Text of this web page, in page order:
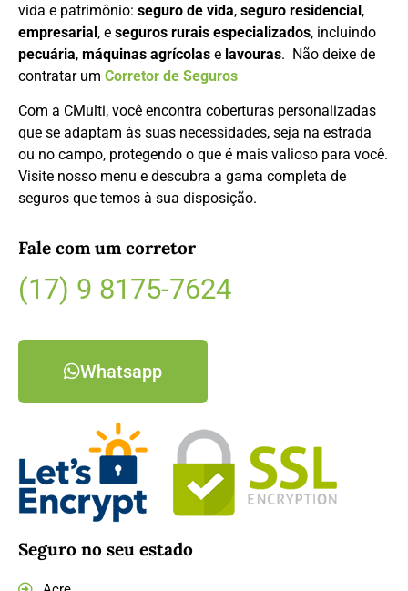
vida e patrimônio: seguro de vida, seguro residencial,
empresarial, e seguros rurais especializados, incluindo
pecuária, máquinas agrícolas e lavouras. Não deixe de
contratar um Corretor de Seguros
Com a CMulti, você encontra coberturas personalizadas
que se adaptam às suas necessidades, seja na estrada
ou no campo, protegendo o que é mais valioso para você.
Visite nosso menu e descubra a gama completa de
seguros que temos à sua disposição.
Fale com um corretor
(17) 9 8175-7624
Whatsapp
Seguro no seu estado